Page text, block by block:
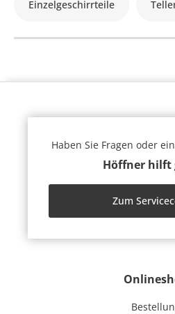
Einzelgeschirrteile
Haben Sie Fragen oder
Höffner hilft
Zum